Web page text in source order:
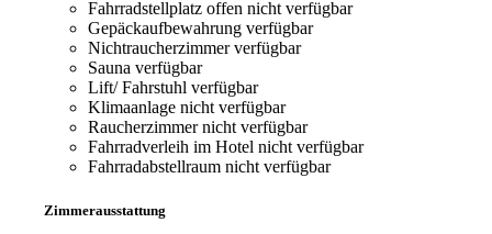
Fahrradstellplatz offen nicht verfügbar
Gepäckaufbewahrung verfügbar
Nichtraucherzimmerverfügbar
Sauna verfügbar
Lift/ Fahrstuhl verfügbar
Klimaanlage nicht verfügbar
Raucherzimmernicht verfügbar
Fahrradverleih im Hotel nicht verfügbar
Fahrradabstellraum nicht verfügbar
Zimmerausstattung